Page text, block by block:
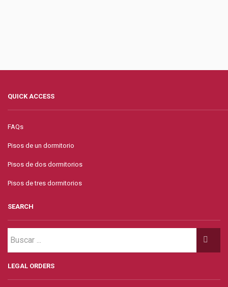
QUICK ACCESS
FAQs
Pisos de un dormitorio
Pisos de dos dormitorios
Pisos de tres dormitorios
SEARCH
LEGAL ORDERS